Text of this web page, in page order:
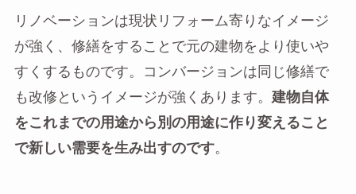
リノベーションは現状リフォーム寄りなイメージ
が強く、修繕をすることで元の建物をより使いや
すくするものです。コンバージョンは同じ修繕で
も改修というイメージが強くあります。 建物自体
をこれまでの用途から別の用途に作り変えること
で新しい需要を生み出すのです。